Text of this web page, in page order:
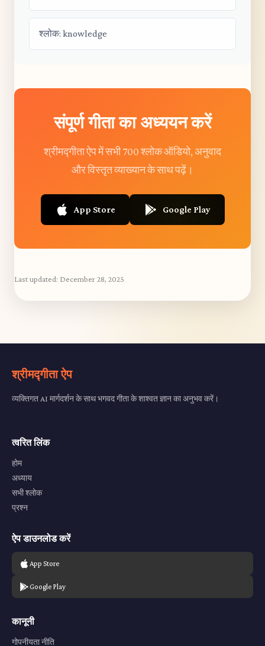
श्लोक: knowledge
संपूर्ण गीता का अध्ययन करें
श्रीमद्गीता ऐप में सभी 700 श्लोक ऑडियो, अनुवाद
और विस्तृत व्याख्यान के साथ पढ़ें।
App Store Google Play
Last updated: December 28, 2025
श्रीमद्गीता ऐप
व्यक्तिगत AI मार्गदर्शन के साथ भगवद गीता के शाश्वत ज्ञान का अनुभव करें।
त्वरित लिंक
होम
अध्याय
सभी श्लोक
प्रश्न
ऐप डाउनलोड करें
App Store
Google Play
कानूनी
गोपनीयता नीति